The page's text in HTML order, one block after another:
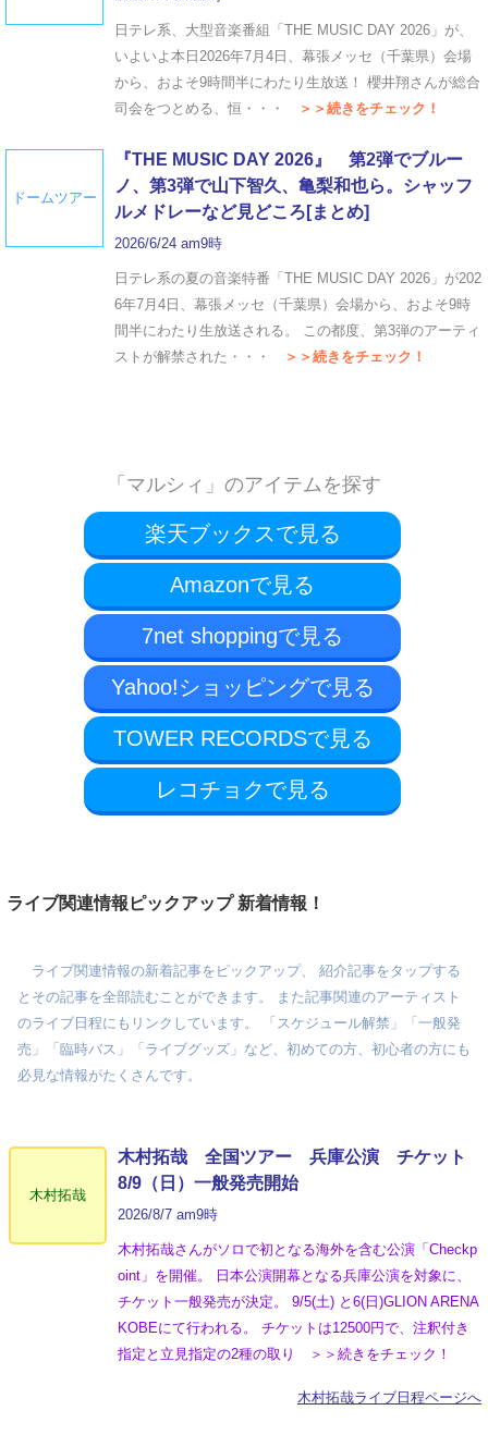
日テレ系、大型音楽番組「THE MUSIC DAY 2026」が、
いよいよ本日2026年7月4日、幕張メッセ（千葉県）会場
から、およそ9時間半にわたり生放送！ 櫻井翔さんが総合
司会をつとめる、恒・・・
＞＞続きをチェック！
ドームツアー
『THE MUSIC DAY 2026』 第2弾でブルー
ノ、第3弾で山下智久、亀梨和也ら。シャッフ
ルメドレーなど見どころ[まとめ]
2026/6/24 am9時
日テレ系の夏の音楽特番「THE MUSIC DAY 2026」が202
6年7月4日、幕張メッセ（千葉県）会場から、およそ9時
間半にわたり生放送される。 この都度、第3弾のアーティ
ストが解禁された・・・
＞＞続きをチェック！
「マルシィ」のアイテムを探す
楽天ブックスで見る
Amazonで見る
7net shoppingで見る
Yahoo!ショッピングで見る
TOWER RECORDSで見る
レコチョクで見る
ライブ関連情報ピックアップ 新着情報！
ライブ関連情報の新着記事をピックアップ、 紹介記事をタップする
とその記事を全部読むことができます。 また記事関連のアーティスト
のライブ日程にもリンクしています。 「スケジュール解禁」「一般発
売」「臨時バス」「ライブグッズ」など、初めての方、初心者の方にも
必見な情報がたくさんです。
木村拓哉
木村拓哉 全国ツアー 兵庫公演 チケット
8/9（日）一般発売開始
2026/8/7 am9時
木村拓哉さんがソロで初となる海外を含む公演「Checkp
oint」を開催。 日本公演開幕となる兵庫公演を対象に、
チケット一般発売が決定。 9/5(土) と6(日)GLION ARENA
KOBEにて行われる。 チケットは12500円で、注釈付き
指定と立見指定の2種の取り ＞＞続きをチェック！
木村拓哉ライブ日程ページへ